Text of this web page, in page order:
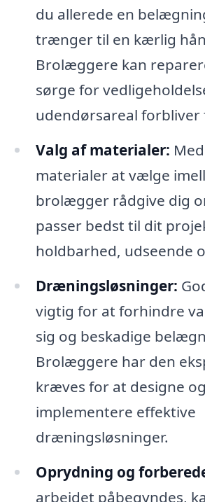
du allerede en
trænger til en kærlig
Brolæggere kan
sørge for
udendørsareal forbliver
Valg af materialer:
materialer at vælge
brolægger rådgive dig
passer bedst til dit
holdbarhed, udseende
Dræningsløsninger:
vigtig for at forhindre
sig og beskadige
Brolæggere har den
kræves for at designe og
implementere effektive
dræningsløsninger.
Oprydning og
arbejdet påbegyndes,